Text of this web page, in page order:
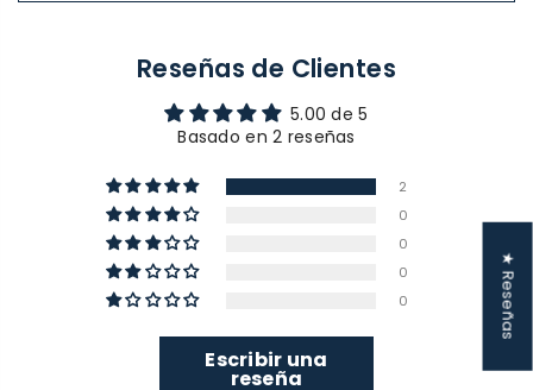
Reseñas de Clientes
5.00 de 5
Basado en 2 reseñas
2
0
0
0
0
Escribir una
reseña
★ Reseñas